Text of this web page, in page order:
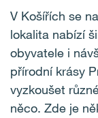
V Košířích se
lokalita nabízí
obyvatele i
přírodní krásy
vyzkoušet
něco. Zde je